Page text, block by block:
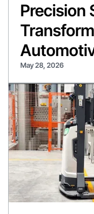
Precision
May 28, 2026